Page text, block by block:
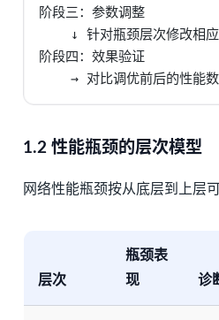
阶段三：参数调整
↓ 针对瓶颈层次修改相
阶段四：效果验证
→ 对比调优前后的性能
1.2 性能瓶颈的层次模型
网络性能瓶颈按从底层到上层可
层次
瓶颈表
现
诊